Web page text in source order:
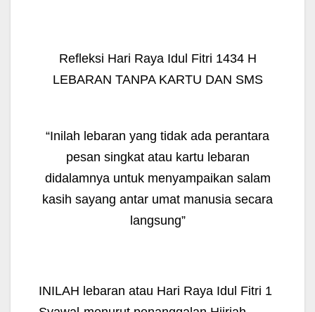
Refleksi Hari Raya Idul Fitri 1434 H
LEBARAN TANPA KARTU DAN SMS
“Inilah lebaran yang tidak ada perantara
pesan singkat atau kartu lebaran
didalamnya untuk menyampaikan salam
kasih sayang antar umat manusia secara
langsung”
INILAH lebaran atau Hari Raya Idul Fitri 1